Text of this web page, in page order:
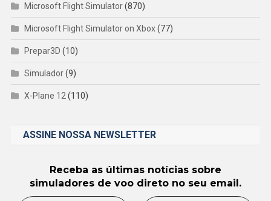
Microsoft Flight Simulator(870)
Microsoft Flight Simulator on Xbox(77)
Prepar3D (10)
Simulador(9)
X-Plane 12 (110)
ASSINE NOSSA NEWSLETTER
Receba as últimas notícias sobre
simuladores de voo direto no seu email.